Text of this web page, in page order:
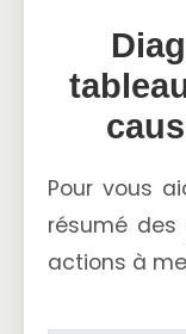
Pour vous
résumé
actions à